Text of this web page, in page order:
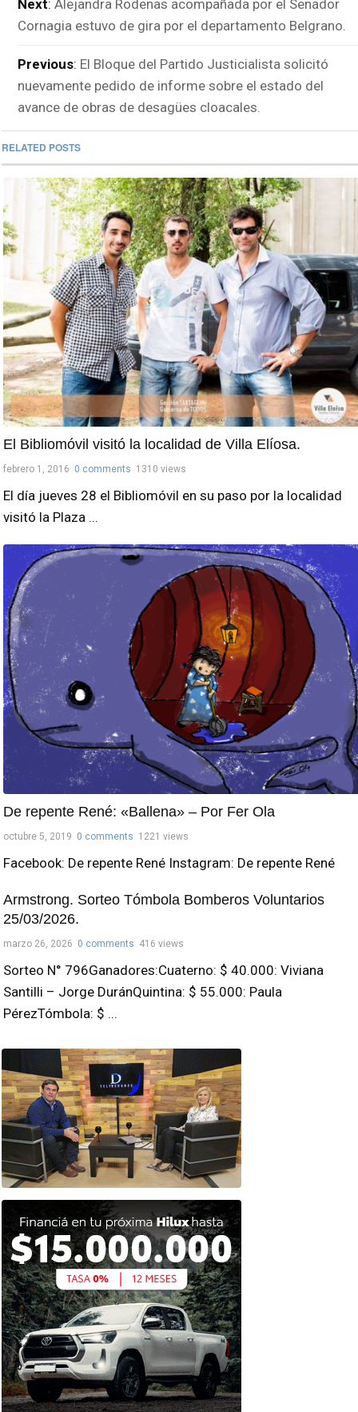
Next: Alejandra Rodenas acompañada por el Senador
Cornagia estuvo de gira por el departamento Belgrano.
Previous: El Bloque del Partido Justicialista solicitó
nuevamente pedido de informe sobre el estado del
avance de obras de desagües cloacales.
RELATED POSTS
El Bibliomóvil visitó la localidad de Villa Elíosa.
febrero 1, 2016 0 comments 1310 views
El día jueves 28 el Bibliomóvil en su paso por la localidad
visitó la Plaza ...
De repente René: «Ballena» – Por Fer Ola
octubre 5, 2019 0 comments 1221 views
Facebook: De repente René Instagram: De repente René
Armstrong. Sorteo Tómbola Bomberos Voluntarios
25/03/2026.
marzo 26, 2026 0 comments 416 views
Sorteo N° 796Ganadores:Cuaterno: $ 40.000: Viviana
Santilli – Jorge DuránQuintina: $ 55.000: Paula
PérezTómbola: $ ...